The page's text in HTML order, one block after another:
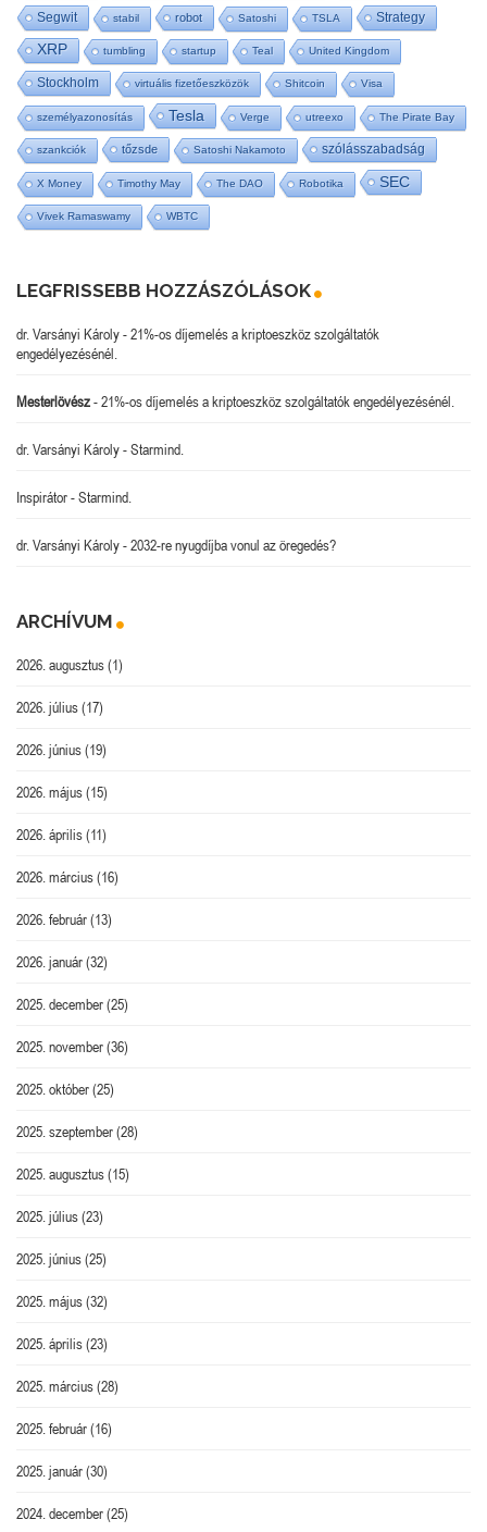
Segwit stabil robot Satoshi TSLA Strategy
XRP tumbling startup Teal United Kingdom
Stockholm virtuális fizetőeszközök Shitcoin Visa
személyazonosítás Tesla Verge utreexo The Pirate Bay
szankciók tőzsde Satoshi Nakamoto szólásszabadság
X Money Timothy May The DAO Robotika SEC
Vivek Ramaswamy WBTC
LEGFRISSEBB HOZZÁSZÓLÁSOK
dr. Varsányi Károly-21%-os díjemelés a kriptoeszköz szolgáltatók
engedélyezésénél.
Mesterlövész-21%-os díjemelés a kriptoeszköz szolgáltatók engedélyezésénél.
dr. Varsányi Károly-Starmind.
Inspirátor-Starmind.
dr. Varsányi Károly-2032-re nyugdíjba vonul az öregedés?
ARCHÍVUM
2026. augusztus(1)
2026. július(17)
2026. június(19)
2026. május(15)
2026. április(11)
2026. március(16)
2026. február(13)
2026. január(32)
2025. december(25)
2025. november(36)
2025. október(25)
2025. szeptember(28)
2025. augusztus(15)
2025. július(23)
2025. június(25)
2025. május(32)
2025. április(23)
2025. március(28)
2025. február(16)
2025. január(30)
2024. december(25)